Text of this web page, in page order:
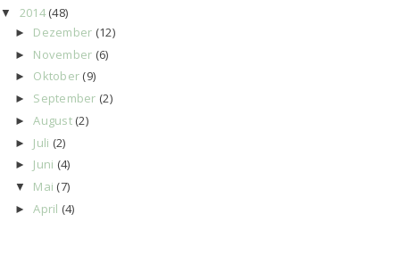
▼ 2014 (48)
► Dezember (12)
► November (6)
► Oktober (9)
► September (2)
►August (2)
► Juli (2)
► Juni (4)
▼ Mai (7)
►April (4)